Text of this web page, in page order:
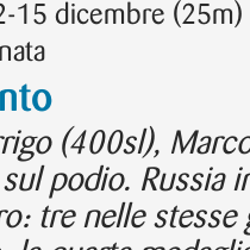
15 dicembre
(400sl),
podio. Russia
tre nelle